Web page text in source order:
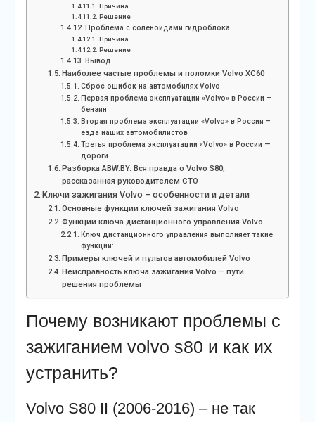
Причина
Решение
Проблема с соленоидами гидроблока
Причина
Решение
Вывод
Наиболее частые проблемы и поломки Volvo XC60
Сброс ошибок на автомобилях Volvo
Первая проблема эксплуатации «Volvo» в России –
бензин
Вторая проблема эксплуатации «Volvo» в России –
езда наших автомобилистов
Третья проблема эксплуатации «Volvo» в России —
дороги
Разборка ABW.BY. Вся правда о Volvo S80,
рассказанная руководителем СТО
Ключи зажигания Volvo – особенности и детали
Основные функции ключей зажигания Volvo
Функции ключа дистанционного управления Volvo
Ключ дистанционного управления выполняет такие
функции:
Примеры ключей и пультов автомобилей Volvo
Неисправность ключа зажигания Volvo – пути
решения проблемы
Почему возникают проблемы с
зажиганием volvo s80 и как их
устранить?
Volvo S80 II (2006-2016) – не так